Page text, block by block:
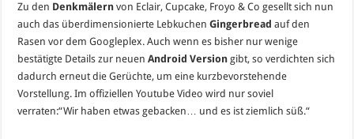
Zu den Denkmälern von Eclair, Cupcake, Froyo & Co gesellt sich nun
auch das überdimensionierte LebkuchenGingerbread auf den
Rasen vor dem Googleplex. Auch wenn es bisher nur wenige
bestätigte Details zur neuenAndroid Version gibt, so verdichten sich
dadurch erneut die Gerüchte, um eine kurzbevorstehende
Vorstellung. Im offiziellen Youtube Video wird nur soviel
verraten:“Wir haben etwas gebacken… und es ist ziemlich süß.“